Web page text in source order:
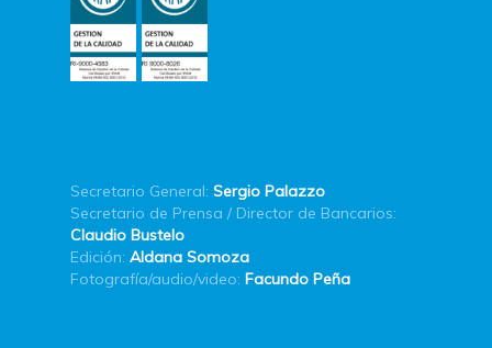
Secretario General: Sergio Palazzo
Secretario de Prensa / Director de Bancarios:
Claudio Bustelo
Edición: Aldana Somoza
Fotografía/audio/video: Facundo Peña